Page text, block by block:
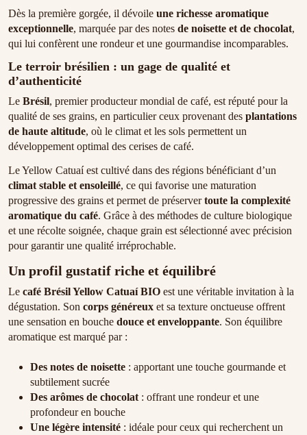
Dès la première gorgée, il dévoile une richesse aromatique
exceptionnelle, marquée par des notes de noisette et de chocolat,
qui lui confèrent une rondeur et une gourmandise incomparables.
Le terroir brésilien : un gage de qualité et
d’authenticité
Le Brésil, premier producteur mondial de café, est réputé pour la
qualité de ses grains, en particulier ceux provenant des plantations
de haute altitude, où le climat et les sols permettent un
développement optimal des cerises de café.
Le Yellow Catuaí est cultivé dans des régions bénéficiant d’un
climat stable et ensoleillé, ce qui favorise une maturation
progressive des grains et permet de préservertoute la complexité
aromatique du café. Grâce à des méthodes de culture biologique
et une récolte soignée, chaque grain est sélectionné avec précision
pour garantir une qualité irréprochable.
Un profil gustatif riche et équilibré
Le café Brésil Yellow Catuaí BIO est une véritable invitation à la
dégustation. Son corps généreux et sa texture onctueuse offrent
une sensation en bouche douce et enveloppante. Son équilibre
aromatique est marqué par :
Des notes de noisette : apportant une touche gourmande et
subtilement sucrée
Des arômes de chocolat: offrant une rondeur et une
profondeur en bouche
Une légère intensité : idéale pour ceux qui recherchent un